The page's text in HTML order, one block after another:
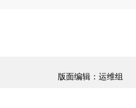
版面编辑：运维组